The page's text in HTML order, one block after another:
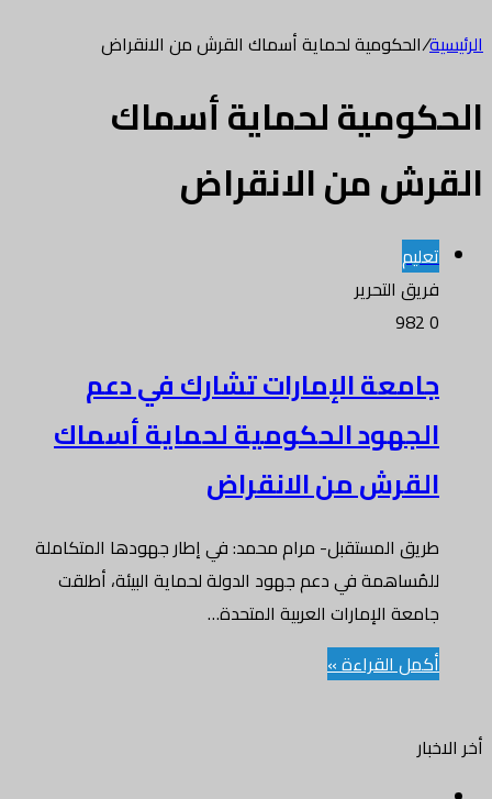
الرئيسية/الحكومية لحماية أسماك القرش من الانقراض
الحكومية لحماية أسماك
القرش من الانقراض
تعليم
فريق التحرير
0
جامعة الإمارات تشارك في دعم
الجهود الحكومية لحماية أسماك
القرش من الانقراض
طريق المستقبل- مرام محمد: في إطار جهودها المتكاملة
للمُساهمة في دعم جهود الدولة لحماية البيئة، أطلقت
جامعة الإمارات العربية المتحدة…
أكمل القراءة »
أخر الاخبار